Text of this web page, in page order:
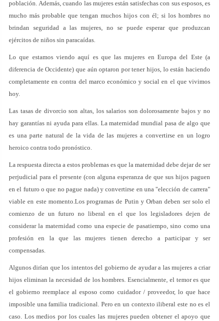
población. Además, cuando las mujeres están satisfechas con sus esposos, es
mucho más probable que tengan muchos hijos con él; si los hombres no
brindan seguridad a las mujeres, no se puede esperar que produzcan
ejércitos de niños sin paracaídas.
Lo que estamos viendo aquí es que las mujeres en Europa del Este (a
diferencia de Occidente) que aún optaron por tener hijos, lo están haciendo
completamente en contra del marco económico y social en el que vivimos
hoy.
Las tasas de divorcio son altas, los salarios son dolorosamente bajos y no
hay garantías ni ayuda para ellas. La maternidad mundial pasa de algo que
es una parte natural de la vida de las mujeres a convertirse en un logro
heroico contra todo pronóstico.
La respuesta directa a estos problemas es que la maternidad debe dejar de ser
perjudicial para el presente (con alguna esperanza de que sus hijos paguen
en el futuro o que no pague nada) y convertirse en una "elección de carrera"
viable en este momento.Los programas de Putin y Orban deben ser solo el
comienzo de un futuro no liberal en el que los legisladores dejen de
considerar la maternidad como una especie de pasatiempo, sino como una
profesión en la que las mujeres tienen derecho a participar y ser
compensadas.
Algunos dirían que los intentos del gobierno de ayudar a las mujeres a criar
hijos eliminan la necesidad de los hombres. Esencialmente, el temor es que
el gobierno reemplace al esposo como cuidador / proveedor, lo que hace
imposible una familia tradicional. Pero en un contexto iliberal este no es el
caso. Los medios por los cuales las mujeres pueden obtener el apoyo que